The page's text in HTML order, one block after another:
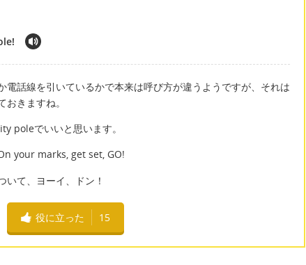
電話線を引いているかで本来は呼び方が違うようですが、それは
きますね。
poleでいいと思います。
your marks, get set, GO!
て、ヨーイ、ドン！
役に立った 15